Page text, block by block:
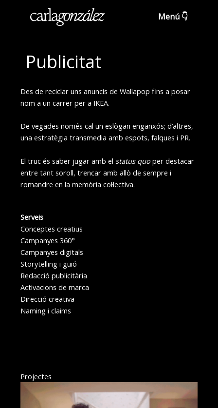
Publicitat
Des de reciclar uns anuncis de Wallapop fins a posar
nom a un carrer per a IKEA.
De vegades només cal un eslògan enganxós; d’altres,
una estratègia transmedia amb espots, falques i PR.
El truc és saber jugar amb el status quoper destacar
entre tant soroll, trencar amb allò de sempre i
romandre en la memòria col·lectiva.
Serveis
Conceptes creatius
Campanyes 360°
Campanyes digitals
Storytelling i guió
Redacció publicitària
Activacions de marca
Direcció creativa
Naming i claims
Projectes